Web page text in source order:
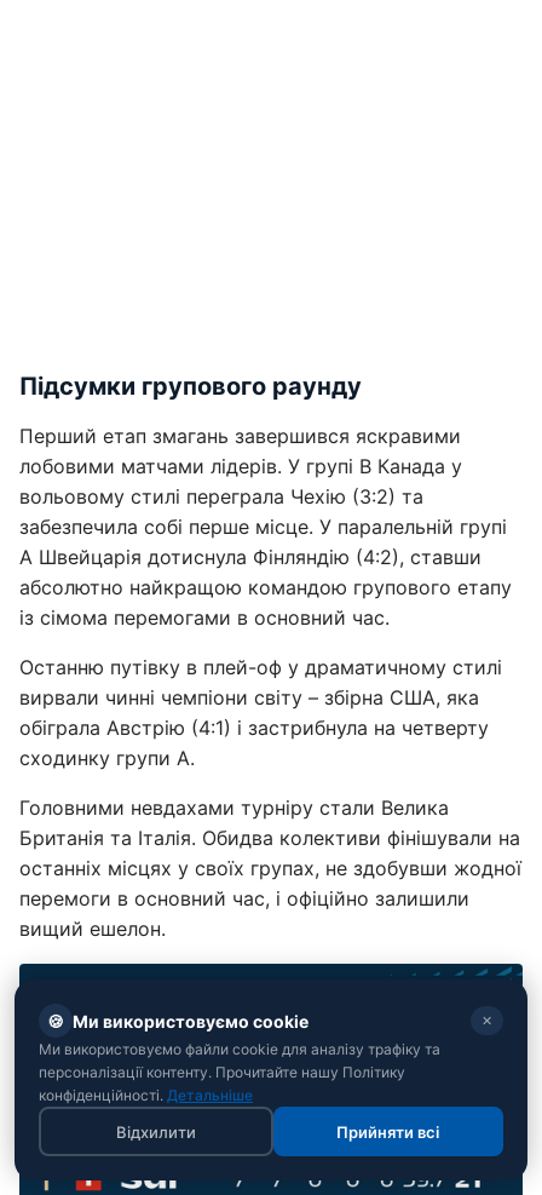
Підсумки групового раунду
Перший етап змагань завершився яскравими
лобовими матчами лідерів. У групі В Канада у
вольовому стилі переграла Чехію (3:2) та
забезпечила собі перше місце. У паралельній групі
А Швейцарія дотиснула Фінляндію (4:2), ставши
абсолютно найкращою командою групового етапу
із сімома перемогами в основний час.
Останню путівку в плей-оф у драматичному стилі
вирвали чинні чемпіони світу – збірна США, яка
обіграла Австрію (4:1) і застрибнула на четверту
сходинку групи А.
Головними невдахами турніру стали Велика
Британія та Італія. Обидва колективи фінішували на
останніх місцях у своїх групах, не здобувши жодної
перемоги в основний час, і офіційно залишили
вищий ешелон.
🍪 Ми використовуємо cookie ✕
Ми використовуємо файли cookie для аналізу трафіку та
персоналізації контенту. Прочитайте нашу Політику
конфіденційності. Детальніше
Відхилити Прийняти всі